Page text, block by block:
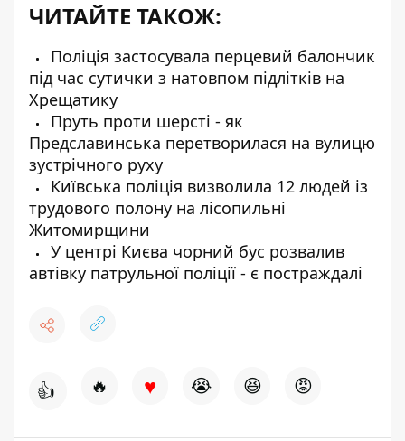
ЧИТАЙТЕ ТАКОЖ:
Поліція застосувала перцевий балончик
під час сутички з натовпом підлітків на
Хрещатику
Пруть проти шерсті - як
Предславинська перетворилася на вулицю
зустрічного руху
Київська поліція визволила 12 людей із
трудового полону на лісопильні
Житомирщини
У центрі Києва чорний бус розвалив
автівку патрульної поліції - є постраждалі
👍 🔥 ♥ 😭 😆 😡